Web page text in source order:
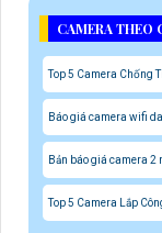
CAMERA THEO
Top 5 Camera Chống
Báo giá camera wifi
Bản báo giá camera 2
Top 5 Camera Lắp